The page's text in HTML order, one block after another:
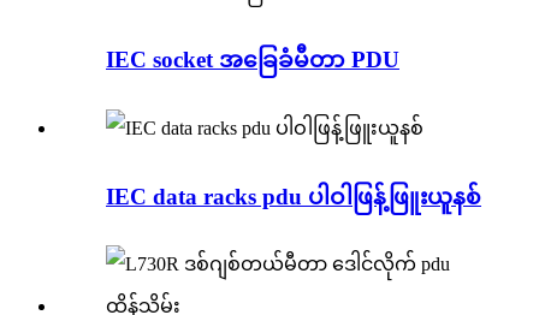
IEC socket အခြေခံမီတာ PDU
IEC data racks pdu ပါဝါဖြန့်ဖြူးယူနစ်